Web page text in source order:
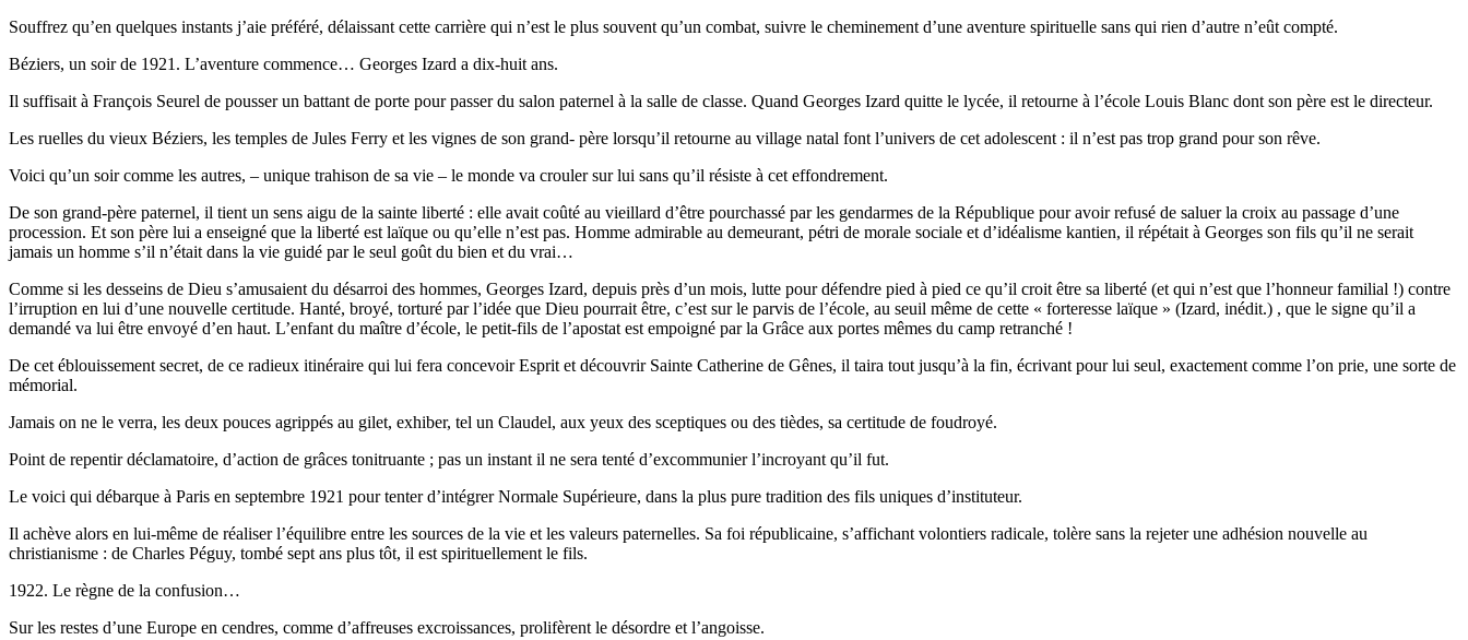
Souffrez qu’en quelques instants j’aie préféré, délaissant cette carrière qui n’est le plus souvent qu’un combat, suivre le cheminement d’une aventure spirituelle sans qui rien d’autre n’eût compté.
Béziers, un soir de 1921. L’aventure commence… Georges Izard a dix-huit ans.
Il suffisait à François Seurel de pousser un battant de porte pour passer du salon paternel à la salle de classe. Quand Georges Izard quitte le lycée, il retourne à l’école Louis Blanc dont son père est le directeur.
Les ruelles du vieux Béziers, les temples de Jules Ferry et les vignes de son grand- père lorsqu’il retourne au village natal font l’univers de cet adolescent : il n’est pas trop grand pour son rêve.
Voici qu’un soir comme les autres, – unique trahison de sa vie – le monde va crouler sur lui sans qu’il résiste à cet effondrement.
De son grand-père paternel, il tient un sens aigu de la sainte liberté : elle avait coûté au vieillard d’être pourchassé par les gendarmes de la République pour avoir refusé de saluer la croix au passage d’une
procession. Et son père lui a enseigné que la liberté est laïque ou qu’elle n’est pas. Homme admirable au demeurant, pétri de morale sociale et d’idéalisme kantien, il répétait à Georges son fils qu’il ne serait
jamais un homme s’il n’était dans la vie guidé par le seul goût du bien et du vrai…
Comme si les desseins de Dieu s’amusaient du désarroi des hommes, Georges Izard, depuis près d’un mois, lutte pour défendre pied à pied ce qu’il croit être sa liberté (et qui n’est que l’honneur familial !) contre
l’irruption en lui d’une nouvelle certitude. Hanté, broyé, torturé par l’idée que Dieu pourrait être, c’est sur le parvis de l’école, au seuil même de cette « forteresse laïque » (Izard, inédit.) , que le signe qu’il a
demandé va lui être envoyé d’en haut. L’enfant du maître d’école, le petit-fils de l’apostat est empoigné par la Grâce aux portes mêmes du camp retranché !
De cet éblouissement secret, de ce radieux itinéraire qui lui fera concevoir Esprit et découvrir Sainte Catherine de Gênes, il taira tout jusqu’à la fin, écrivant pour lui seul, exactement comme l’on prie, une sorte de
mémorial.
Jamais on ne le verra, les deux pouces agrippés au gilet, exhiber, tel un Claudel, aux yeux des sceptiques ou des tièdes, sa certitude de foudroyé.
Point de repentir déclamatoire, d’action de grâces tonitruante ; pas un instant il ne sera tenté d’excommunier l’incroyant qu’il fut.
Le voici qui débarque à Paris en septembre 1921 pour tenter d’intégrer Normale Supérieure, dans la plus pure tradition des fils uniques d’instituteur.
Il achève alors en lui-même de réaliser l’équilibre entre les sources de la vie et les valeurs paternelles. Sa foi républicaine, s’affichant volontiers radicale, tolère sans la rejeter une adhésion nouvelle au
christianisme : de Charles Péguy, tombé sept ans plus tôt, il est spirituellement le fils.
1922. Le règne de la confusion…
Sur les restes d’une Europe en cendres, comme d’affreuses excroissances, prolifèrent le désordre et l’angoisse.